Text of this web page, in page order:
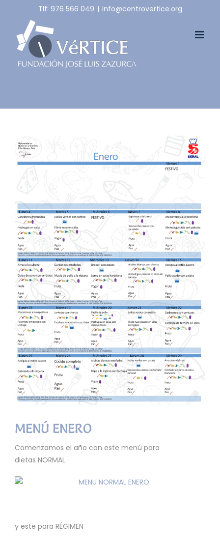
content
Tlf: 976 566 049 | info@centrovertice.org
View
Larger
Image
MENÚ ENERO
Comenzamos el año con este menú para
dietas NORMAL
y este para RÉGIMEN